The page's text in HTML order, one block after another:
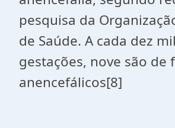
pesquisa da
de Saúde. A cada dez mil
gestações, nove são de
anencefálicos[8]